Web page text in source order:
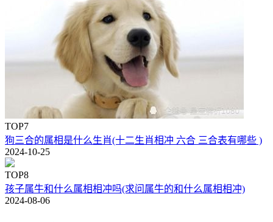
TOP7
狗三合的属相是什么生肖(十二生肖相冲 六合 三合表有哪些 )
2024-10-25
TOP8
孩子属牛和什么属相相冲吗(求问属牛的和什么属相相冲)
2024-08-06